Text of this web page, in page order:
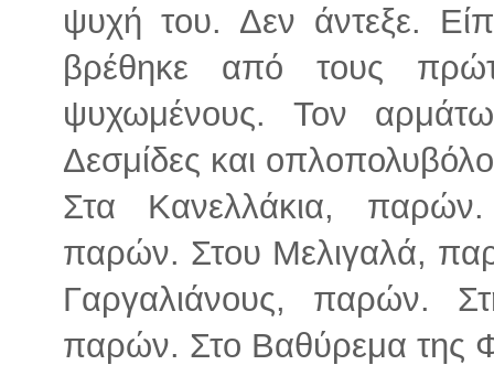
ψυχή του. Δεν άντεξε.
βρέθηκε από τους
ψυχωμένους. Τον
Δεσμίδες και
Στα Κανελλάκια,
παρών. Στου Μελιγαλά,
Γαργαλιάνους, παρών.
παρών. Στο Βαθύρεμα της